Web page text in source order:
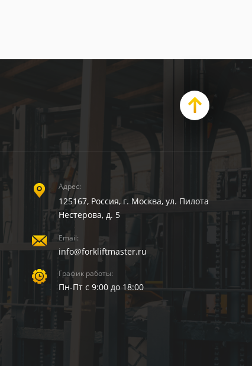
Адрес:
125167, Россия, г. Москва, ул. Пилота
Нестерова, д. 5
Email:
info@forkliftmaster.ru
График работы:
Пн-Пт с 9:00 до 18:00